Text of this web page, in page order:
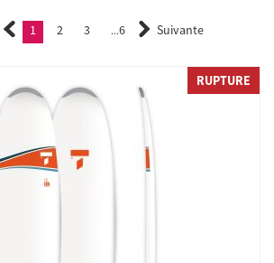
1 (current)
2 3 ...6 Suivante
RUPTURE